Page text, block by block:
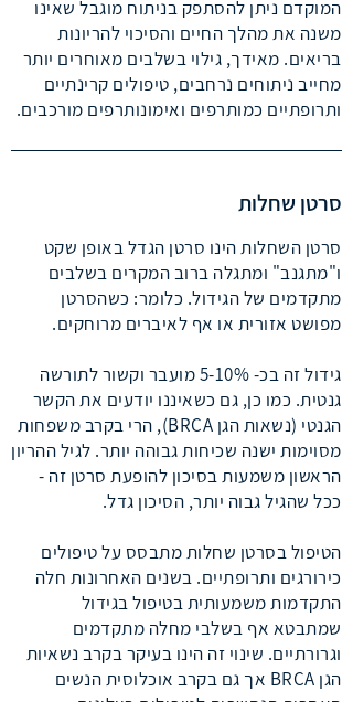
המוקדם ניתן להסתפק בניתוח מוגבל שאינו
משנה את מהלך החיים והסיכוי להריונות
בריאים. מאידך, גילוי בשלבים מאוחרים יותר
מחייב ניתוחים נרחבים, טיפולים קרינתיים
ותרופתיים כמותרפים ואימונותרפים מורכבים.
סרטן שחלות
סרטן השחלות הינו סרטן הגדל באופן שקט
ו"מתגנב" ומתגלה ברוב המקרים בשלבים
מתקדמים של הגידול. כלומר: כשהסרטן
מפושט אזורית או אף לאיברים מרוחקים.
גידול זה בכ- 5-10% מועבר וקשור לתורשה
גנטית. כמו כן, גם כשאיננו יודעים את הקשר
הגנטי (נשאות הגן BRCA), הרי בקרב משפחות
מסוימות ישנה שכיחות גבוהה יותר. לגיל ההריון
הראשון משמעות בסיכון להופעת סרטן זה -
ככל שהגיל גבוה יותר, הסיכון גדל.
הטיפול בסרטן שחלות מתבסס על טיפולים
כירורגים ותרופתיים. בשנים האחרונות חלה
התקדמות משמעותית בטיפול בגידול
שמתבטא אף בשלבי מחלה מתקדמים
וגרורתיים. שינוי זה הינו בעיקר בקרב נשאיות
הגן BRCA אך גם בקרב אוכלוסית הנשים